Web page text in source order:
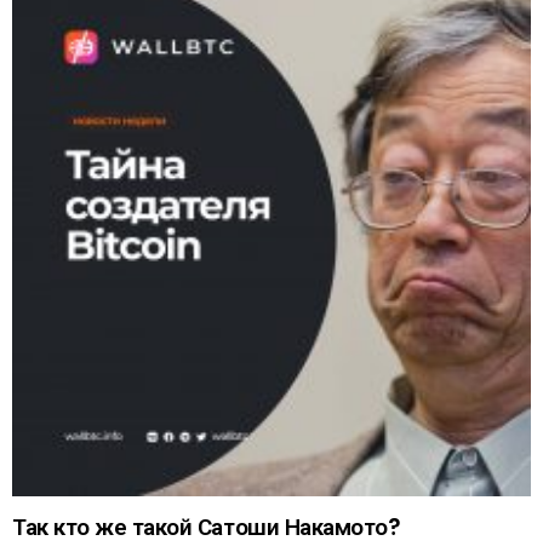
Так кто же такой Сатоши Накамото?